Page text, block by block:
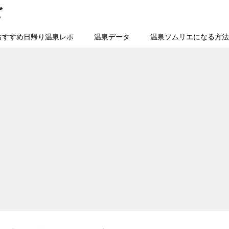
すすめ日帰り温泉レポ 温泉データ 温泉ソムリエになる方法